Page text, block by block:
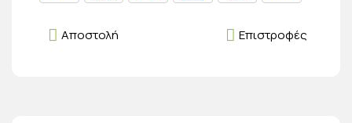
Επιστροφές
Αποστολή